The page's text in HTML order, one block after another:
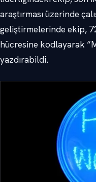
araştırması üzerinde
geliştirmelerinde ekip,
hücresine kodlayarak
yazdırabildi.